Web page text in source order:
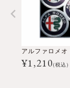
¥1,210(税込)